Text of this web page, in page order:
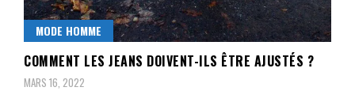
MODE HOMME
COMMENT LES JEANS DOIVENT-ILS ÊTRE AJUSTÉS ?
MARS 16, 2022